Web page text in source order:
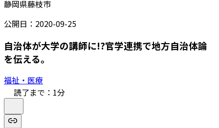
静岡県藤枝市
公開日： 2020-09-25
自治体が大学の講師に!?官学連携で地方自治体論
を伝える。
福祉・医療
読了まで： 1分